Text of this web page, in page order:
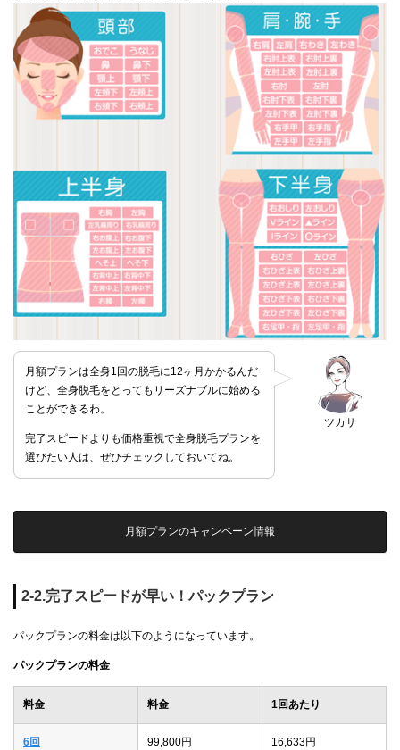
ツカサ
月額プランは全身1回の脱毛に12ヶ月かかるんだ
けど、全身脱毛をとってもリーズナブルに始める
ことができるわ。
完了スピードよりも価格重視で全身脱毛プランを
選びたい人は、ぜひチェックしておいてね。
月額プランのキャンペーン情報
2-2.完了スピードが早い！パックプラン
パックプランの料金は以下のようになっています。
パックプランの料金
料金 料金 1回あたり
6回 99,800円 16,633円